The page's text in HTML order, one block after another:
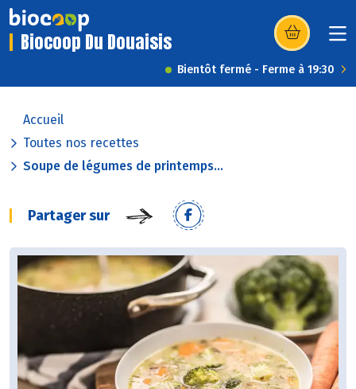
Biocoop Du Douaisis (s’ouvre dans
Bientôt fermé - Ferme à 19:30
Accueil
Toutes nos recettes
Soupe de légumes de printemps...
Partager sur